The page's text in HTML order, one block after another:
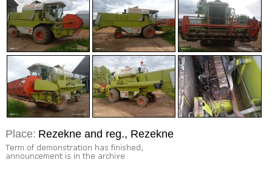
Place: Rezekne and reg., Rezekne